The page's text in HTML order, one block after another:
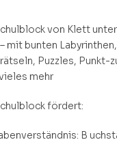
von Klett
mit bunten Labyrinthen,
Puzzles, Punkt-
mehr
fördert:
B